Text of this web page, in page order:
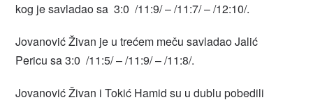
kog je savladao sa 3:0 /11:9/ – /11:7/ – /12:10/.
Jovanović Živan je u trećem meču savladao Jalić
Pericu sa 3:0 /11:5/ – /11:9/ – /11:8/.
Jovanović Živan i Tokić Hamid su u dublu pobedili